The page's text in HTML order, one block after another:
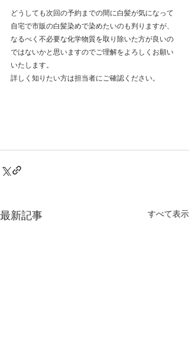
どうしても次回の予約までの間に白髪が気になって
自宅で市販の白髪染めで染めたいのも判りますが、
なるべく不必要な化学物質を取り除いた方が良いの
ではないかと思いますのでご理解をよろしくお願い
いたします。
詳しく知りたい方は担当者にご確認ください。
最新記事 すべて表示